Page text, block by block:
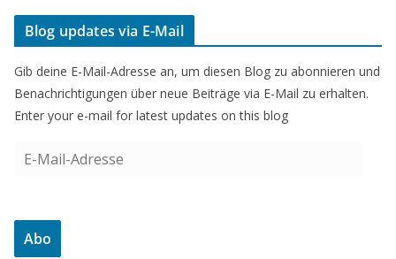
Blog updates via E-Mail
Gib deine E-Mail-Adresse an, um diesen Blog zu abonnieren und
Benachrichtigungen über neue Beiträge via E-Mail zu erhalten.
Enter your e-mail for latest updates on this blog
a
Abo